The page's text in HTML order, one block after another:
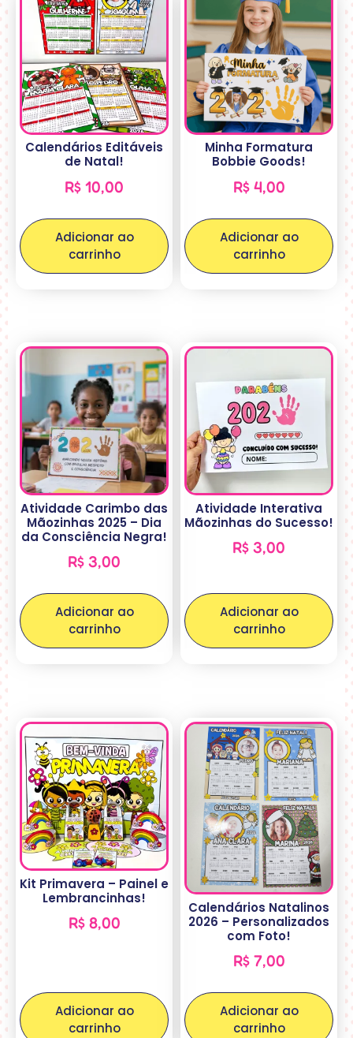
Calendários Editáveis
de Natal!
R$ 10,00
Adicionar ao
carrinho
Minha Formatura
Bobbie Goods!
R$4,00
Adicionar ao
carrinho
Atividade Carimbo das
Mãozinhas 2025 – Dia
da Consciência Negra!
R$ 3,00
Adicionar ao
carrinho
Atividade Interativa
Mãozinhas do Sucesso!
R$ 3,00
Adicionar ao
carrinho
Kit Primavera – Painel e
Lembrancinhas!
R$8,00
Adicionar ao
carrinho
Calendários Natalinos
2026 – Personalizados
com Foto!
R$7,00
Adicionar ao
carrinho